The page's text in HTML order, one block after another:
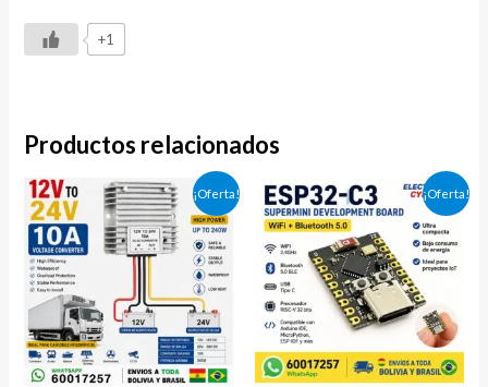
+1
Productos relacionados
¡Oferta!
El
precio
original
era:
$ 36.05.
El
precio
actual
es:
$ 31.98.
¡Oferta!
El
precio
original
$ 7.49.
El
precio
actual
es:
$ 5.52.